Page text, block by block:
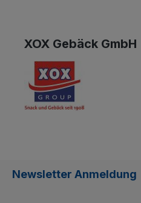
XOX Gebäck GmbH
Newsletter Anmeldung